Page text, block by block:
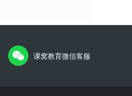
课窝教育微信客服